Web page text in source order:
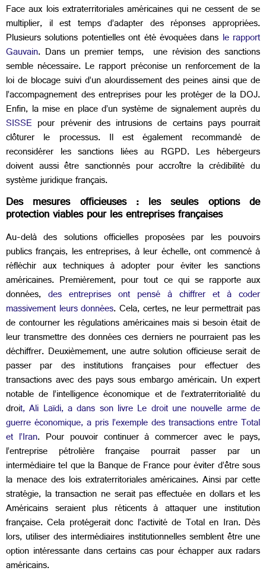
Face aux lois extraterritoriales américaines qui ne cessent de se
multiplier, il est temps d’adapter des réponses appropriées.
Plusieurs solutions potentielles ont été évoquées dans le rapport
Gauvain. Dans un premier temps, une révision des sanctions
semble nécessaire. Le rapport préconise un renforcement de la
loi de blocage suivi d’un alourdissement des peines ainsi que de
l’accompagnement des entreprises pour les protéger de la DOJ.
Enfin, la mise en place d’un système de signalement auprès du
SISSE pour prévenir des intrusions de certains pays pourrait
clôturer le processus. Il est également recommandé de
reconsidérer les sanctions liées au RGPD. Les hébergeurs
doivent aussi être sanctionnés pour accroître la crédibilité du
système juridique français.
Des mesures officieuses : les seules options de
protection viables pour les entreprises françaises
Au-delà des solutions officielles proposées par les pouvoirs
publics français, les entreprises, à leur échelle, ont commencé à
réfléchir aux techniques à adopter pour éviter les sanctions
américaines. Premièrement, pour tout ce qui se rapporte aux
données, des entreprises ont pensé à chiffrer et à coder
massivement leurs données. Cela, certes, ne leur permettrait pas
de contourner les régulations américaines mais si besoin était de
leur transmettre des données ces derniers ne pourraient pas les
déchiffrer. Deuxièmement, une autre solution officieuse serait de
passer par des institutions françaises pour effectuer des
transactions avec des pays sous embargo américain. Un expert
notable de l’intelligence économique et de l’extraterritorialité du
droit, Ali Laïdi, a dans son livre Le droit une nouvelle arme de
guerre économique, a pris l’exemple des transactions entre Total
et l’Iran. Pour pouvoir continuer à commercer avec le pays,
l’entreprise pétrolière française pourrait passer par un
intermédiaire tel que la Banque de France pour éviter d’être sous
la menace des lois extraterritoriales américaines. Ainsi par cette
stratégie, la transaction ne serait pas effectuée en dollars et les
Américains seraient plus réticents à attaquer une institution
française. Cela protégerait donc l’activité de Total en Iran. Dès
lors, utiliser des intermédiaires institutionnelles semblent être une
option intéressante dans certains cas pour échapper aux radars
américains.